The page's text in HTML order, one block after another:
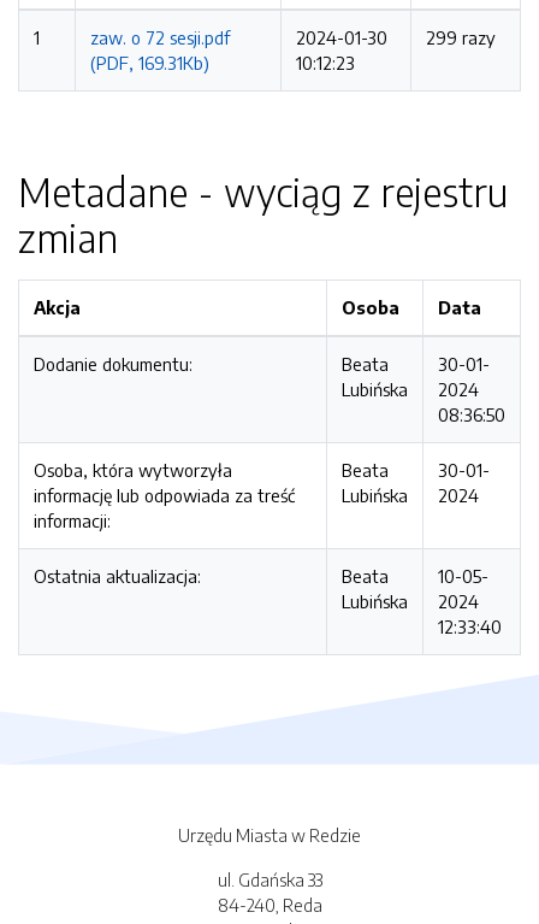
1
zaw. o 72 sesji.pdf
(PDF, 169.31Kb)
2024-01-30
10:12:23
299 razy
Metadane - wyciąg z rejestru
zmian
Akcja Osoba Data
Dodanie dokumentu:
Beata
Lubińska
30-01-
2024
08:36:50
Osoba, która wytworzyła
informację lub odpowiada za treść
informacji:
Beata
Lubińska
30-01-
2024
Ostatnia aktualizacja:
Beata
Lubińska
10-05-
2024
12:33:40
Urzędu Miasta w Redzie
ul. Gdańska 33
84-240, Reda